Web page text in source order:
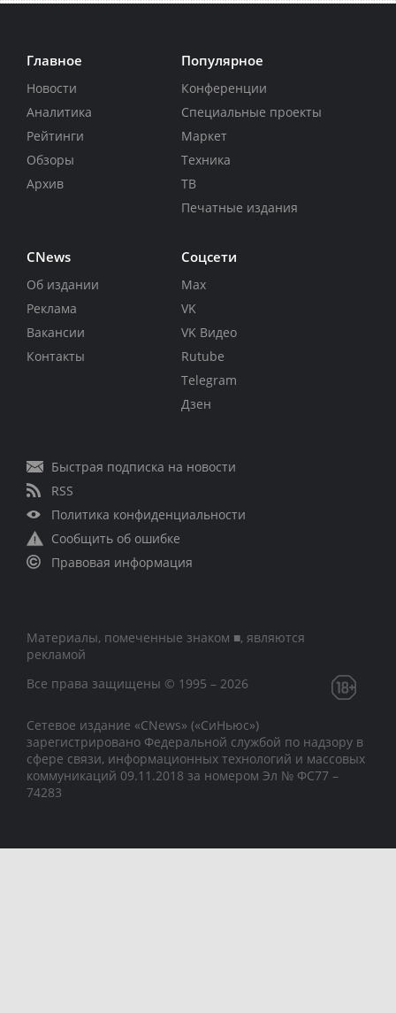
Главное
Новости
Аналитика
Рейтинги
Обзоры
Архив
Популярное
Конференции
Специальные проекты
Маркет
Техника
ТВ
Печатные издания
CNews
Об издании
Реклама
Вакансии
Контакты
Соцсети
Max
VK
VK Видео
Rutube
Telegram
Дзен
Быстрая подписка на новости
RSS
Политика конфиденциальности
Сообщить об ошибке
Правовая информация
Материалы, помеченные знаком ■, являются
рекламой
Все права защищены © 1995 – 2026
Сетевое издание «CNews» («СиНьюс»)
зарегистрировано Федеральной службой по надзору в
сфере связи, информационных технологий и массовых
коммуникаций 09.11.2018 за номером Эл № ФС77 –
74283